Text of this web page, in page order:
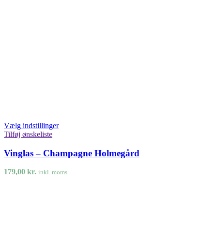
Vælg indstillinger
Tilføj ønskeliste
Vinglas – Champagne Holmegård
179,00 kr. inkl. moms